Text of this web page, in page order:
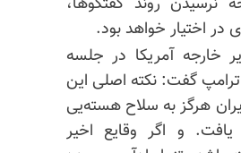
در اختیار خواهد بود.
خارجه آمریکا در جلسه
ترامپ گفت: نکته اصلی این
هرگز به سلاح هسته‌یی
و اگر وقایع اخیر